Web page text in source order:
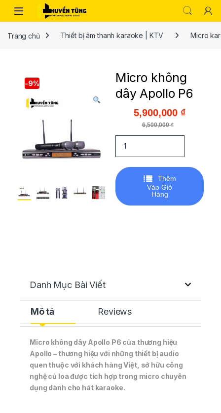
Trang chủ Thiết bị âm thanh karaoke | KTV Micro
-9%
Micro không
dây Apollo P6
5,900,000 ₫
6,500,000₫
Thêm
Vào Giỏ
Hàng
Danh Mục Bài Viết
Mô tả Reviews
Micro không dây Apollo P6 của thương hiệu
Apollo – thương hiệu với những thiết bị audio
quen thuộc với khách hàng Việt, sở hữu công
nghệ củ loa được tích hợp trong micro chuyên
dụng dành cho hát karaoke.